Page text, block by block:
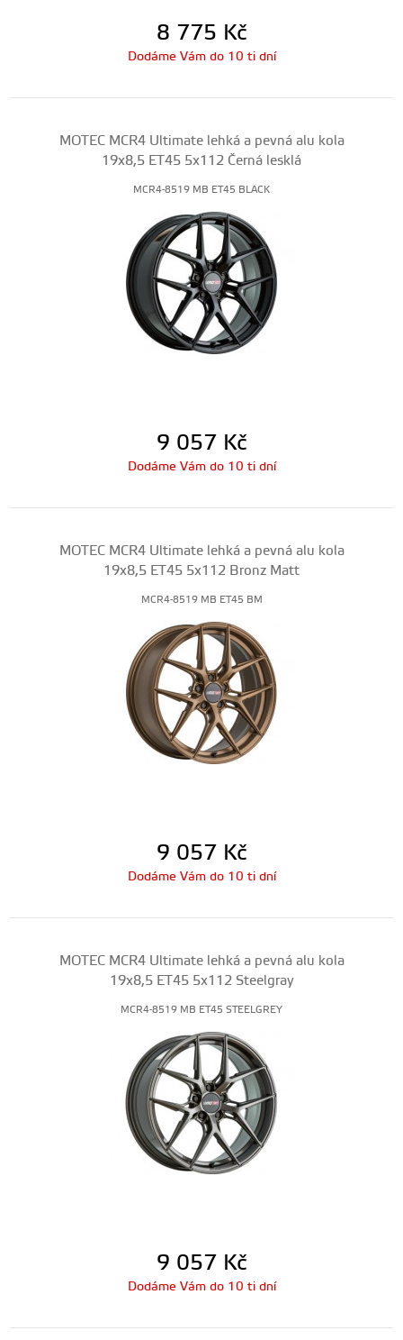
8 775 Kč
Dodáme Vám do 10 ti dní
MOTEC MCR4 Ultimate lehká a pevná alu kola
19x8,5 ET45 5x112 Černá lesklá
MCR4-8519 MB ET45 BLACK
9 057 Kč
Dodáme Vám do 10 ti dní
MOTEC MCR4 Ultimate lehká a pevná alu kola
19x8,5 ET45 5x112 Bronz Matt
MCR4-8519 MB ET45 BM
9 057 Kč
Dodáme Vám do 10 ti dní
MOTEC MCR4 Ultimate lehká a pevná alu kola
19x8,5 ET45 5x112 Steelgray
MCR4-8519 MB ET45 STEELGREY
9 057 Kč
Dodáme Vám do 10 ti dní